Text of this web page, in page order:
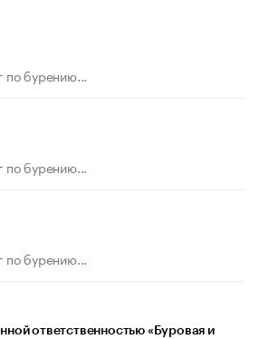
по бурению...
по бурению...
по бурению...
ответственностью «Буровая и